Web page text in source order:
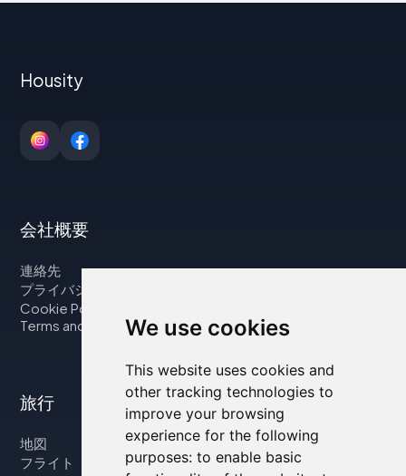
We use cookies
This website uses cookies and
other tracking technologies to
improve your browsing
experience for the following
purposes: to enable basic
Housity
会社概要
連絡先
プライバシーポリシー
Cookie Policy
Terms and Conditions
旅行
地図
フライト